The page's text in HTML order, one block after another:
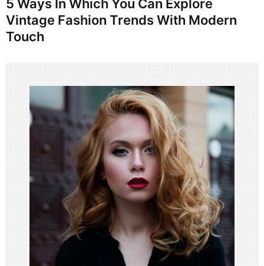
t
n
v
i
g
a
t
i
o
n
5 Ways In Which You Can Explore
Vintage Fashion Trends With Modern
Touch